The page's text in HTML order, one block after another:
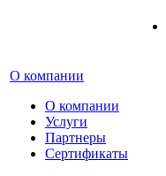
О компании
О компании
Услуги
Партнеры
Сертификаты